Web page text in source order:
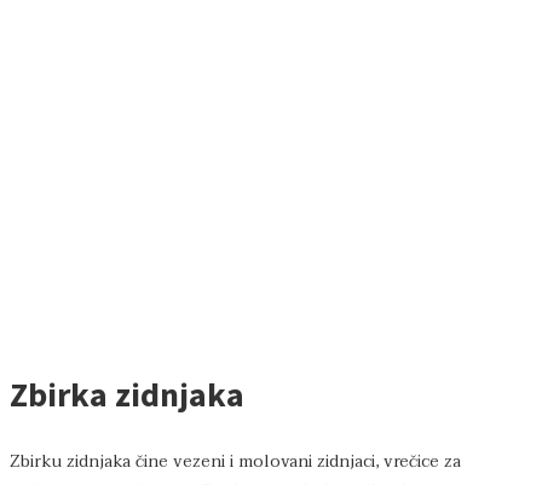
Zbirka zidnjaka
Zbirku zidnjaka čine vezeni i molovani zidnjaci, vrečice za